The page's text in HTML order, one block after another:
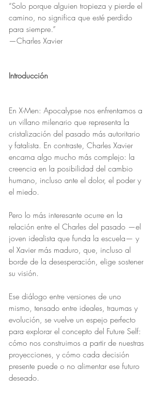
“Solo porque alguien tropieza y pierde el
camino, no significa que esté perdido
para siempre.”
—Charles Xavier
Introducción
En X-Men: Apocalypse nos enfrentamos a
un villano milenario que representa la
cristalización del pasado más autoritario
y fatalista. En contraste, Charles Xavier
encarna algo mucho más complejo: la
creencia en la posibilidad del cambio
humano, incluso ante el dolor, el poder y
el miedo.
Pero lo más interesante ocurre en la
relación entre el Charles del pasado —el
joven idealista que funda la escuela— y
el Xavier más maduro, que, incluso al
borde de la desesperación, elige sostener
su visión.
Ese diálogo entre versiones de uno
mismo, tensado entre ideales, traumas y
evolución, se vuelve un espejo perfecto
para explorar el concepto del Future Self:
cómo nos construimos a partir de nuestras
proyecciones, y cómo cada decisión
presente puede o no alimentar ese futuro
deseado.